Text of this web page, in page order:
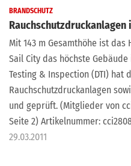
BRANDSCHUTZ
Rauchschutzdruckanlagen
Mit 143 m Gesamthöhe ist
Sail City das höchste
Testing & Inspection (DTI) hat
Rauchschutzdruckanlagen
und geprüft. (Mitglieder von
Seite 2) Artikelnummer:
29.03.2011